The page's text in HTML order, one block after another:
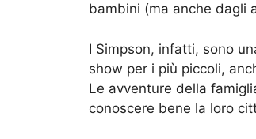
bambini (ma anche dagli
I Simpson, infatti, sono
show per i più piccoli,
Le avventure della
conoscere bene la loro